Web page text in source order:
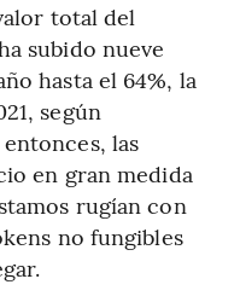
total del
subido nueve
hasta el 64%, la
según
las
en gran medida
rugían con
no fungibles